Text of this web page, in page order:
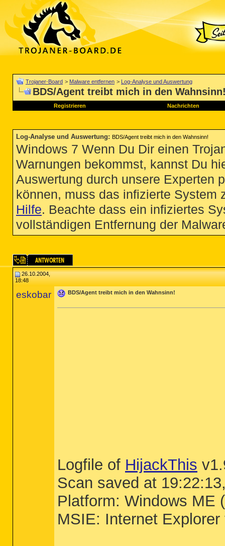
Trojaner-Board > Malware entfernen > Log-Analyse und Auswertung
BDS/Agent treibt mich in den
Registrieren Nachrichten
Log-Analyse und Auswertung: BDS/Agent treibt mich in den Wahnsinn!
Windows 7 Wenn Du Dir einen
Warnungen bekommst, kannst Du
Auswertung durch unsere Experten
können, muss das infizierte System
Hilfe. Beachte dass ein infiziertes
vollständigen Entfernung der
26.10.2004,
18:48
eskobar BDS/Agent treibt mich in den Wahnsinn!
Logfile of HijackThis
Scan saved at
Platform: Windows ME
MSIE: Internet